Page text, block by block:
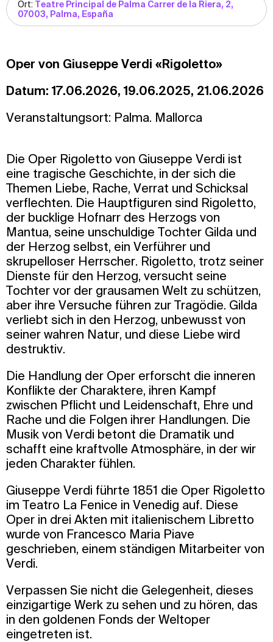
Ort: Teatre Principal de Palma Carrer de la Riera, 2,
07003, Palma, España
Oper von Giuseppe Verdi «Rigoletto»
Datum: 17.06.2026, 19.06.2025, 21.06.2026
Veranstaltungsort: Palma. Mallorca
Die Oper Rigoletto von Giuseppe Verdi ist
eine tragische Geschichte, in der sich die
Themen Liebe, Rache, Verrat und Schicksal
verflechten. Die Hauptfiguren sind Rigoletto,
der bucklige Hofnarr des Herzogs von
Mantua, seine unschuldige Tochter Gilda und
der Herzog selbst, ein Verführer und
skrupelloser Herrscher. Rigoletto, trotz seiner
Dienste für den Herzog, versucht seine
Tochter vor der grausamen Welt zu schützen,
aber ihre Versuche führen zur Tragödie. Gilda
verliebt sich in den Herzog, unbewusst von
seiner wahren Natur, und diese Liebe wird
destruktiv.
Die Handlung der Oper erforscht die inneren
Konflikte der Charaktere, ihren Kampf
zwischen Pflicht und Leidenschaft, Ehre und
Rache und die Folgen ihrer Handlungen. Die
Musik von Verdi betont die Dramatik und
schafft eine kraftvolle Atmosphäre, in der wir
jeden Charakter fühlen.
Giuseppe Verdi führte 1851 die Oper Rigoletto
im Teatro La Fenice in Venedig auf. Diese
Oper in drei Akten mit italienischem Libretto
wurde von Francesco Maria Piave
geschrieben, einem ständigen Mitarbeiter von
Verdi.
Verpassen Sie nicht die Gelegenheit, dieses
einzigartige Werk zu sehen und zu hören, das
in den goldenen Fonds der Weltoper
eingetreten ist.